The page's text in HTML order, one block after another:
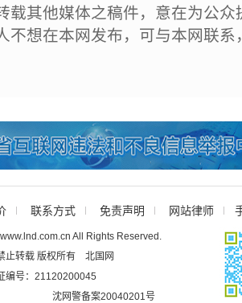
载其他媒体之稿件，意在为公
不想在本网发布，可与本网联
联系方式 免责声明 网站律师
All Rights Reserved.
止转载 版权所有 北国网
编号：21120200045
沈网警备案20040201号